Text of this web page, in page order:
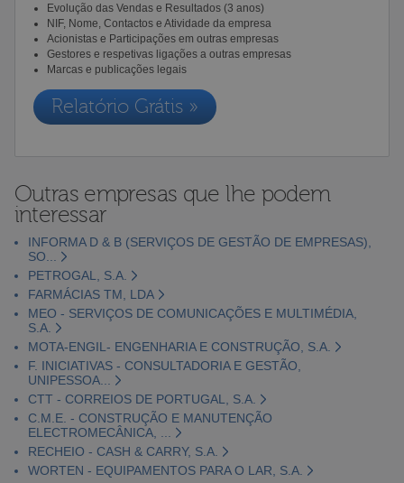
Evolução das Vendas e Resultados (3 anos)
NIF, Nome, Contactos e Atividade da empresa
Acionistas e Participações em outras empresas
Gestores e respetivas ligações a outras empresas
Marcas e publicações legais
Relatório Grátis »
Outras empresas que lhe podem
interessar
INFORMA D & B (SERVIÇOS DE GESTÃO DE EMPRESAS),
SO...
PETROGAL, S.A.
FARMÁCIAS TM, LDA
MEO - SERVIÇOS DE COMUNICAÇÕES E MULTIMÉDIA,
S.A.
MOTA-ENGIL- ENGENHARIA E CONSTRUÇÃO, S.A.
F. INICIATIVAS - CONSULTADORIA E GESTÃO,
UNIPESSOA...
CTT - CORREIOS DE PORTUGAL, S.A.
C.M.E. - CONSTRUÇÃO E MANUTENÇÃO
ELECTROMECÂNICA, ...
RECHEIO - CASH & CARRY, S.A.
WORTEN - EQUIPAMENTOS PARA O LAR, S.A.